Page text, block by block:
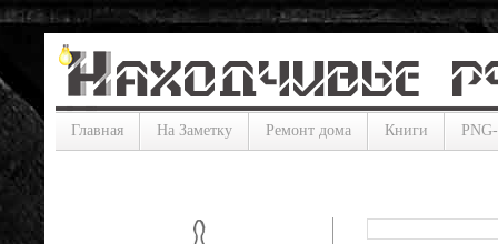
Главная На Заметку Ремонт дома Книги